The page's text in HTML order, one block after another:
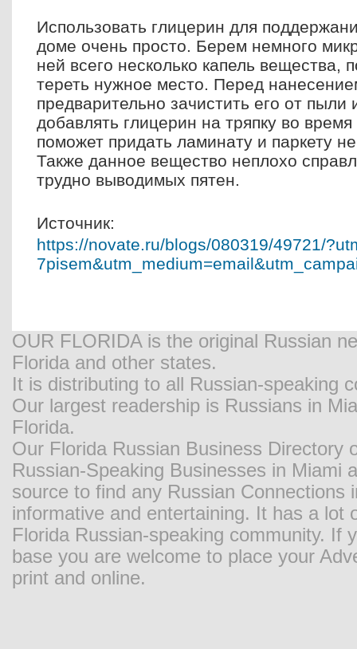
Использовать глицерин для
доме очень просто. Берем немного
ней всего несколько капель вещества,
тереть нужное место. Перед
предварительно зачистить его от
добавлять глицерин на тряпку во
поможет придать ламинату и паркету
Также данное вещество неплохо
трудно выводимых пятен.
Источник:
https://novate.ru/blogs/080319/49721/
7pisem&utm_medium=email&utm_
OUR FLORIDA is the original Russian
Florida and other states.
It is distributing to all Russian-speaking
Our largest readership is Russians in
Florida.
Our Florida Russian Business Directory
Russian-Speaking Businesses in Miami
source to find any Russian
informative and entertaining. It has a
Florida Russian-speaking community. If
base you are welcome to place your
print and online.